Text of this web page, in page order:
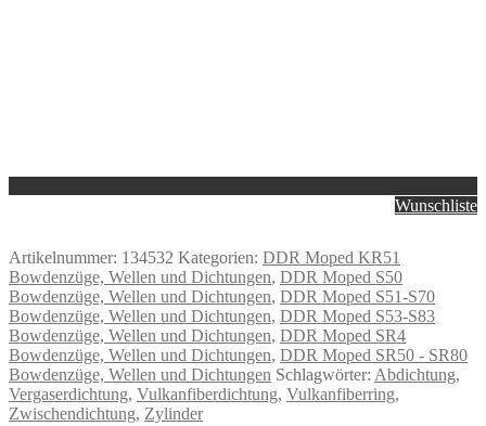
Wunschliste
Artikelnummer: 134532 Kategorien: DDR Moped KR51
Bowdenzüge, Wellen und Dichtungen, DDR Moped S50
Bowdenzüge, Wellen und Dichtungen, DDR Moped S51-S70
Bowdenzüge, Wellen und Dichtungen, DDR Moped S53-S83
Bowdenzüge, Wellen und Dichtungen, DDR Moped SR4
Bowdenzüge, Wellen und Dichtungen, DDR Moped SR50 - SR80
Bowdenzüge, Wellen und Dichtungen Schlagwörter: Abdichtung,
Vergaserdichtung, Vulkanfiberdichtung, Vulkanfiberring,
Zwischendichtung, Zylinder